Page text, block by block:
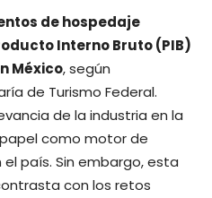
de hospedaje
Interno Bruto (PIB)
México, según
de Turismo Federal.
de la industria en la
como motor de
país. Sin embargo, esta
con los retos